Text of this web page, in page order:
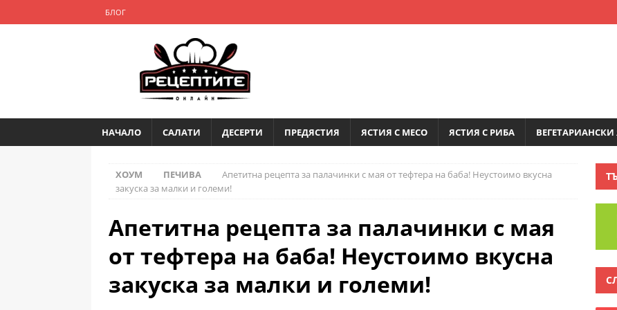
БЛОГ
НАЧАЛО САЛАТИ ДЕСЕРТИ ПРЕДЯСТИЯ ЯСТИЯ С МЕСО ЯСТИЯ С РИБА ВЕГЕТАРИАНСКИ
ХОУМ ПЕЧИВА
Апетитна рецепта за палачинки с мая от тефтера на баба! Неустоимо вкусна
закуска за малки и големи!
Апетитна рецепта за палачинки с мая
от тефтера на баба! Неустоимо вкусна
закуска за малки и големи!